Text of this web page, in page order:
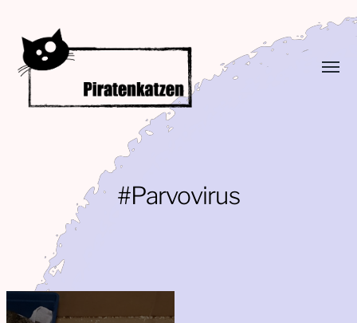
Piratenkatzen
Menü
#Parvovirus